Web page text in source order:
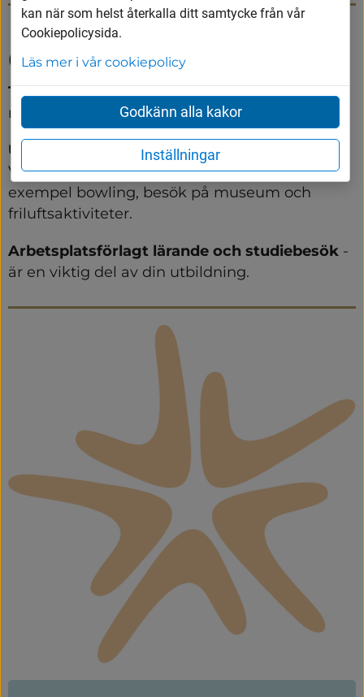
Guldkanter
Trygghet och stöd - En individuell plan för att
nå dina mål.
Utflykter och gruppstärkande aktiviteter
Varje läsår gör vi aktiviteter utanför skolan, till
exempel bowling, besök på museum och
friluftsaktiviteter.
Arbetsplatsförlagt lärande och studiebesök -
är en viktig del av din utbildning.
kan när som helst återkalla ditt samtycke från vår
Cookiepolicysida.
Läs mer i vår cookiepolicy
Godkänn alla kakor
Inställningar